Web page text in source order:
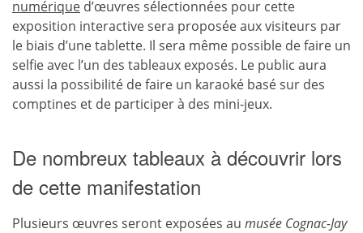
numérique d’œuvres sélectionnées pour cette
exposition interactive sera proposée aux visiteurs par
le biais d’une tablette. Il sera même possible de faire un
selfie avec l’un des tableaux exposés. Le public aura
aussi la possibilité de faire un karaoké basé sur des
comptines et de participer à des mini-jeux.
De nombreux tableaux à découvrir lors
de cette manifestation
Plusieurs œuvres seront exposées au musée Cognac-Jay